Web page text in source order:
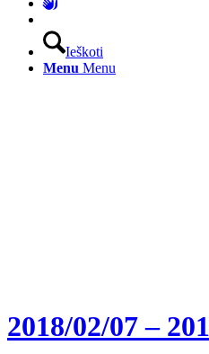
Ieškoti
Menu Menu
2018/02/07 –